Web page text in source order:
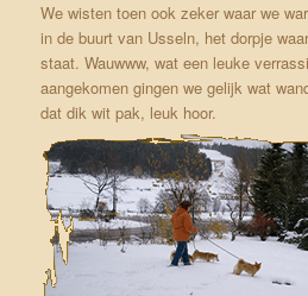
We wisten toen ook zeker waar we
in de buurt van Usseln, het dorpje
staat. Wauwww, wat een leuke
aangekomen gingen we gelijk wat
dat dik wit pak, leuk hoor.